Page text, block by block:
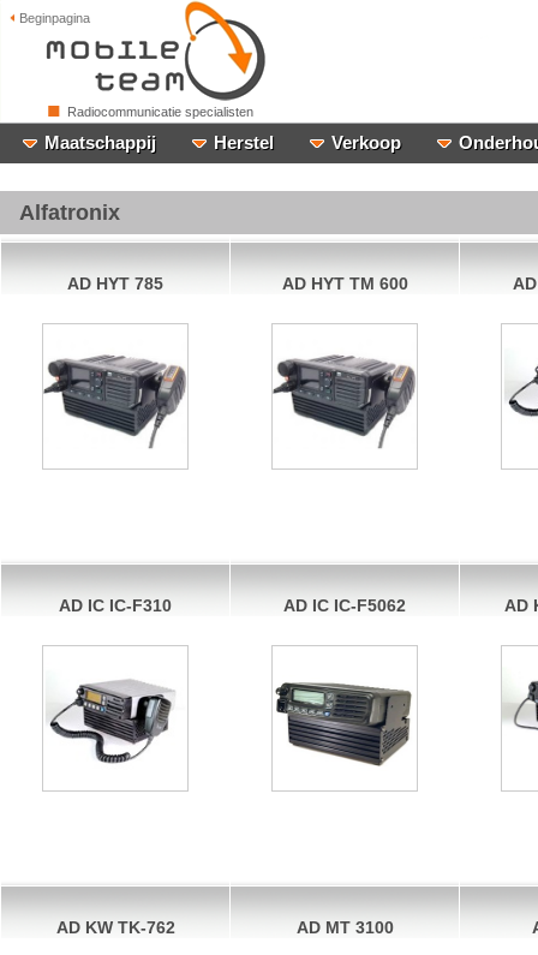
Beginpagina
Radiocommunicatie specialisten
Maatschappij Herstel Verkoop
Alfatronix
AD HYT 785 AD HYT TM 600
AD IC IC-F310 AD IC IC-F5062 AD
AD KW TK-762 AD MT 3100